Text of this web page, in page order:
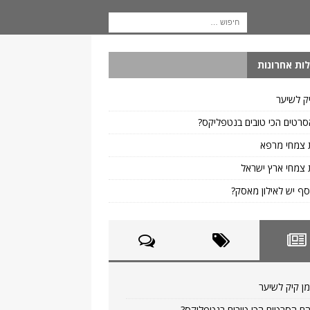
אחרונות
לשיער
הכי טובים בנטפליקס?
צמחי מרפא
צמחי ארץ ישראל
יש לאילון מאסק?
קיק לשיער